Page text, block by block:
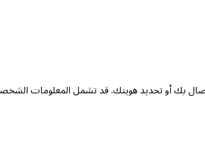
بك أو تحديد هويتك. قد تشمل المعلومات